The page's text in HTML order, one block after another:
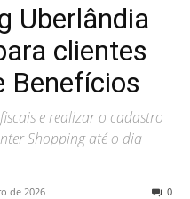
Uberlândia
clientes
Benefícios
e realizar o cadastro
Shopping até o dia
de 2026 0